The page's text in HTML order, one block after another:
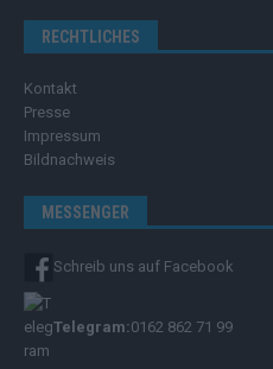
RECHTLICHES
Kontakt
Presse
Impressum
Bildnachweis
MESSENGER
Schreib uns auf Facebook
Telegram:0162 862 71 99